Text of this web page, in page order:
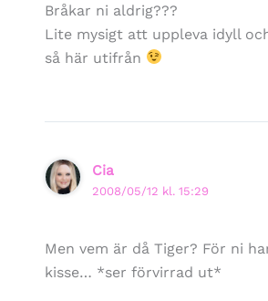
Bråkar ni aldrig???
Lite mysigt att uppleva idyll
så här utifrån
Cia
2008/05/12 kl. 15:29
Men vem är då Tiger? För ni
kisse… *ser förvirrad ut*